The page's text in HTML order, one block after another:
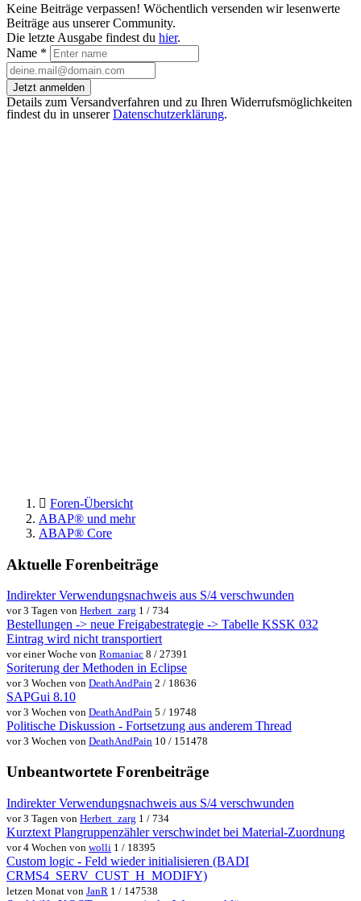
Keine Beiträge verpassen! Wöchentlich versenden wir lesenwerte
Beiträge aus unserer Community.
Die letzte Ausgabe findest du hier.
Name *
Jetzt anmelden
Details zum Versandverfahren und zu Ihren Widerrufsmöglichkeiten
findest du in unsererDatenschutzerklärung.
Foren-Übersicht
ABAP® und mehr
ABAP® Core
Aktuelle Forenbeiträge
Indirekter Verwendungsnachweis aus S/4 verschwunden
vor 3 Tagen von Herbert_zarg 1 / 734
Bestellungen -> neue Freigabestrategie -> Tabelle KSSK 032
Eintrag wird nicht transportiert
vor einer Woche von Romaniac 8 / 27391
Soriterung der Methoden in Eclipse
vor 3 Wochen von DeathAndPain 2 / 18636
SAPGui 8.10
vor 3 Wochen von DeathAndPain 5 / 19748
Politische Diskussion - Fortsetzung aus anderem Thread
vor 3 Wochen von DeathAndPain 10 / 151478
Unbeantwortete Forenbeiträge
Indirekter Verwendungsnachweis aus S/4 verschwunden
vor 3 Tagen von Herbert_zarg 1 / 734
Kurztext Plangruppenzähler verschwindet bei Material-Zuordnung
vor 4 Wochen von wolli 1 / 18395
Custom logic - Feld wieder initialisieren (BADI
CRMS4_SERV_CUST_H_MODIFY)
letzen Monat von JanR 1 / 147538